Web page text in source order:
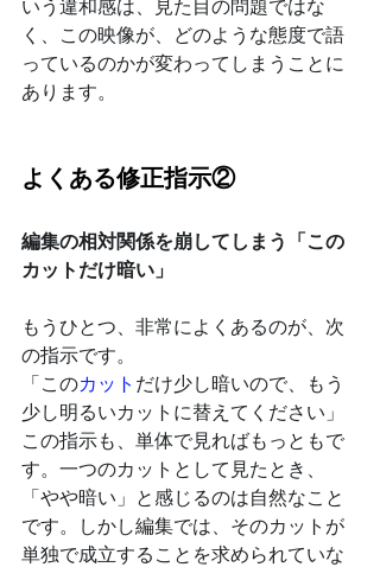
いう違和感は、見た目の問題ではな
く、この映像が、どのような態度で語
っているのかが変わってしまうことに
あります。
よくある修正指示②
編集の相対関係を崩してしまう「この
カットだけ暗い」
もうひとつ、非常によくあるのが、次
の指示です。
「このカット だけ少し暗いので、もう
少し明るいカットに替えてください」
この指示も、単体で見ればもっともで
す。一つのカットとして見たとき、
「やや暗い」と感じるのは自然なこと
です。しかし編集では、そのカットが
単独で成立することを求められていな